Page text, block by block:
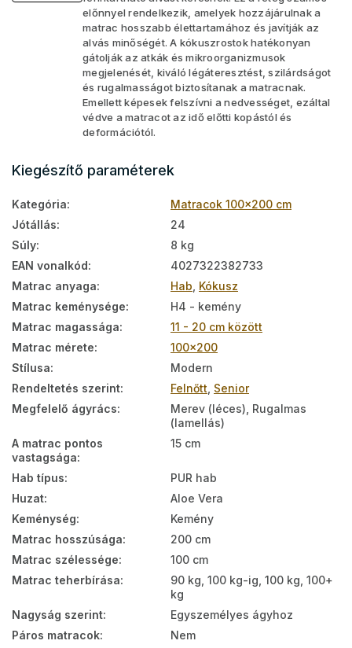
előnnyel rendelkezik, amelyek hozzájárulnak a
matrac hosszabb élettartamához és javítják az
alvás minőségét. A kókuszrostok hatékonyan
gátolják az atkák és mikroorganizmusok
megjelenését, kiváló légáteresztést, szilárdságot
és rugalmasságot biztosítanak a matracnak.
Emellett képesek felszívni a nedvességet, ezáltal
védve a matracot az idő előtti kopástól és
deformációtól.
Kiegészítő paraméterek
Kategória:
Matracok 100x200 cm
Jótállás:
24
Súly:
8 kg
EAN vonalkód:
4027322382733
Matrac anyaga: Hab, Kókusz
Matrac keménysége:
H4 - kemény
Matrac magassága:
11 - 20 cm között
Matrac mérete:
100x200
Stílusa:
Modern
Rendeltetés szerint: Felnőtt, Senior
Megfelelő ágyrács:
Merev (léces), Rugalmas
(lamellás)
A matrac pontos
vastagsága:
15 cm
Hab típus:
PUR hab
Huzat:
Aloe Vera
Keménység:
Kemény
Matrac hosszúsága:
200 cm
Matrac szélessége:
100 cm
Matrac teherbírása:
90 kg, 100 kg-ig, 100 kg, 100+
kg
Nagyság szerint:
Egyszemélyes ágyhoz
Páros matracok:
Nem